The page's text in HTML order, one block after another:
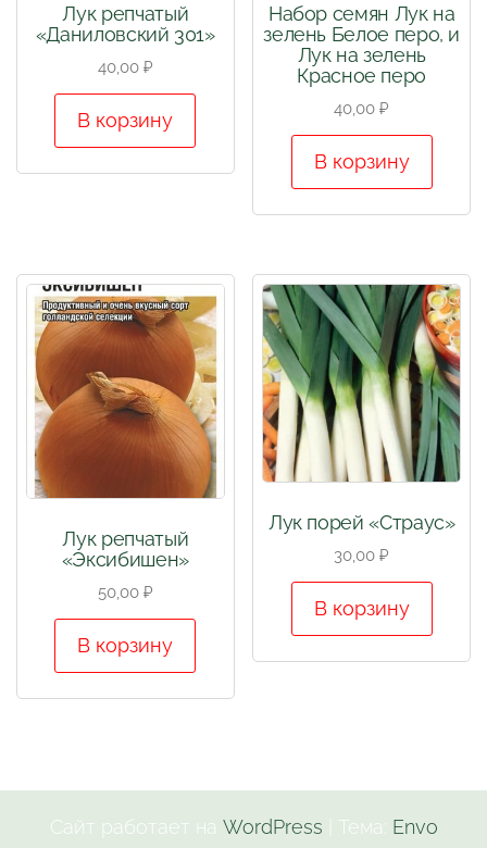
Лук репчатый
«Даниловский 301»
40,00 ₽
В корзину
Набор семян Лук на
зелень Белое перо, и
Лук на зелень
Красное перо
40,00₽
В корзину
Лук репчатый
«Эксибишен»
50,00 ₽
В корзину
Лук порей «Страус»
30,00₽
В корзину
Сайт работает на WordPress Тема: Envo